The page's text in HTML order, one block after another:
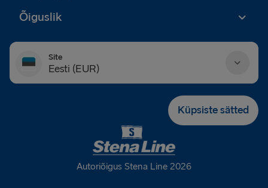
Õiguslik
Site
Eesti (EUR)
Küpsiste sätted
Autoriõigus Stena Line 2026